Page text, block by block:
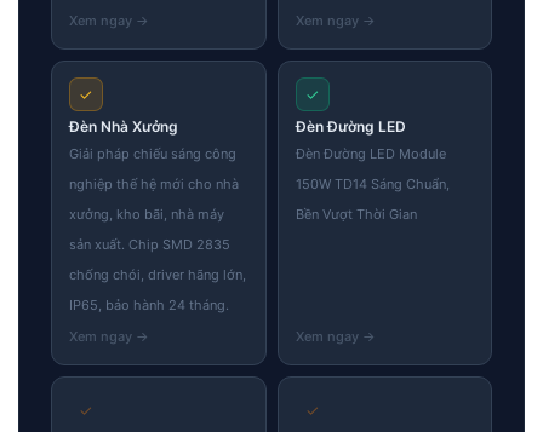
✓
Đèn Nhà Xưởng
Giải pháp chiếu sáng công
nghiệp thế hệ mới cho nhà
xưởng, kho bãi, nhà máy
sản xuất. Chip SMD 2835
chống chói, driver hãng lớn,
IP65, bảo hành 24 tháng.
✓
Đèn Đường LED
Đèn Đường LED Module
150W TD14 Sáng Chuẩn,
Bền Vượt Thời Gian
✓ ✓